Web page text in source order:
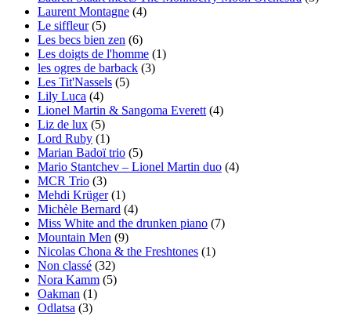
Laurent Montagne (4)
Le siffleur(5)
Les becs bien zen (6)
Les doigts de l'homme (1)
les ogres de barback (3)
Les Tit'Nassels (5)
Lily Luca (4)
Lionel Martin & Sangoma Everett(4)
Liz de lux (5)
Lord Ruby (1)
Marian Badoï trio (5)
Mario Stantchev – Lionel Martin duo (4)
MCR Trio (3)
Mehdi Krüger(1)
Michèle Bernard (4)
Miss White and the drunken piano (7)
Mountain Men (9)
Nicolas Chona & the Freshtones (1)
Non classé (32)
Nora Kamm (5)
Oakman (1)
Odlatsa (3)